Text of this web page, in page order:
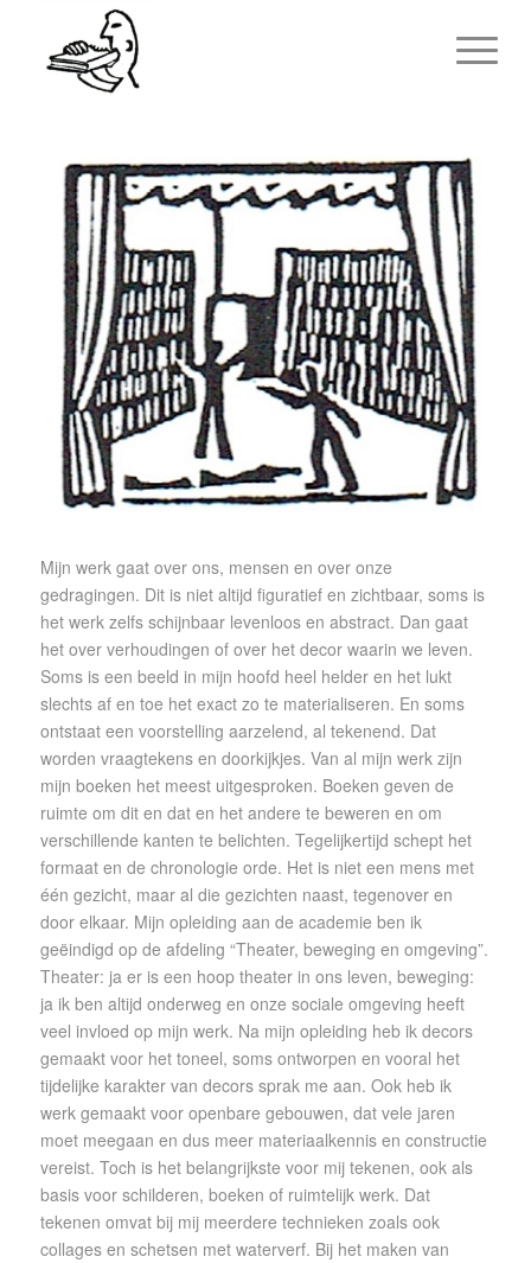
Mijn werk gaat over ons, mensen en over onze
gedragingen. Dit is niet altijd figuratief en zichtbaar, soms is
het werk zelfs schijnbaar levenloos en abstract. Dan gaat
het over verhoudingen of over het decor waarin we leven.
Soms is een beeld in mijn hoofd heel helder en het lukt
slechts af en toe het exact zo te materialiseren. En soms
ontstaat een voorstelling aarzelend, al tekenend. Dat
worden vraagtekens en doorkijkjes. Van al mijn werk zijn
mijn boeken het meest uitgesproken. Boeken geven de
ruimte om dit en dat en het andere te beweren en om
verschillende kanten te belichten. Tegelijkertijd schept het
formaat en de chronologie orde. Het is niet een mens met
één gezicht, maar al die gezichten naast, tegenover en
door elkaar. Mijn opleiding aan de academie ben ik
geëindigd op de afdeling “Theater, beweging en omgeving”.
Theater: ja er is een hoop theater in ons leven, beweging:
ja ik ben altijd onderweg en onze sociale omgeving heeft
veel invloed op mijn werk. Na mijn opleiding heb ik decors
gemaakt voor het toneel, soms ontworpen en vooral het
tijdelijke karakter van decors sprak me aan. Ook heb ik
werk gemaakt voor openbare gebouwen, dat vele jaren
moet meegaan en dus meer materiaalkennis en constructie
vereist. Toch is het belangrijkste voor mij tekenen, ook als
basis voor schilderen, boeken of ruimtelijk werk. Dat
tekenen omvat bij mij meerdere technieken zoals ook
collages en schetsen met waterverf. Bij het maken van